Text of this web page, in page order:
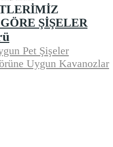
ŞIŞELER
Pet Şişeler
Uygun Kavanozlar